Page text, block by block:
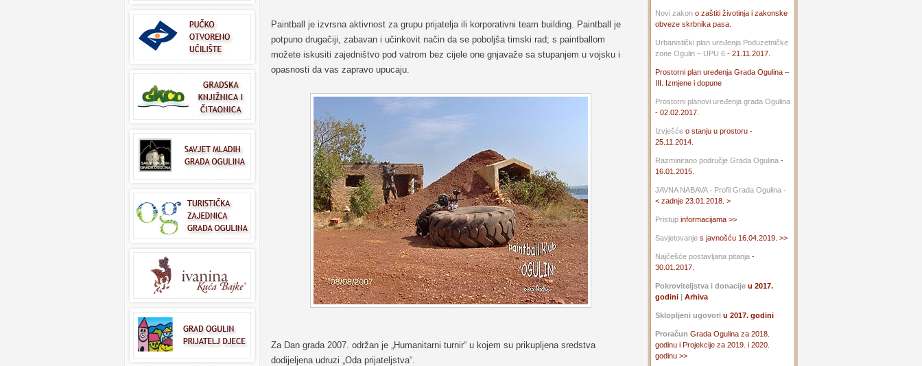
Paintball je izvrsna aktivnost za grupu prijatelja ili korporativni team building. Paintball je
potpuno drugačiji, zabavan i učinkovit način da se poboljša timski rad; s paintballom
možete iskusiti zajedništvo pod vatrom bez cijele one gnjavaže sa stupanjem u vojsku i
opasnosti da vas zapravo upucaju.
Za Dan grada 2007. održan je „Humanitarni turnir“ u kojem su prikupljena sredstva
dodijeljena udruzi „Oda prijateljstva“.
Novi zakon o zaštiti životinja i zakonske
obveze skrbnika pasa.
Urbanistički plan uređenja Poduzetničke
zone Ogulin – UPU 6 - 21.11.2017.
Prostorni plan uređenja Grada Ogulina –
III. Izmjene i dopune
Prostorni planovi uređenja grada Ogulina
- 02.02.2017.
Izvješće o stanju u prostoru -
25.11.2014.
Razminirano područje Grada Ogulina -
16.01.2015.
JAVNA NABAVA - Profil Grada Ogulina -
< zadnje 23.01.2018. >
Pristup informacijama >>
Savjetovanje s javnošću 16.04.2019. >>
Najčešće postavljana pitanja -
30.01.2017.
Pokroviteljstva i donacije u 2017.
godini | Arhiva
Sklopljeni ugovori u 2017. godini
Proračun Grada Ogulina za 2018.
godinu i Projekcije za 2019. i 2020.
godinu >>